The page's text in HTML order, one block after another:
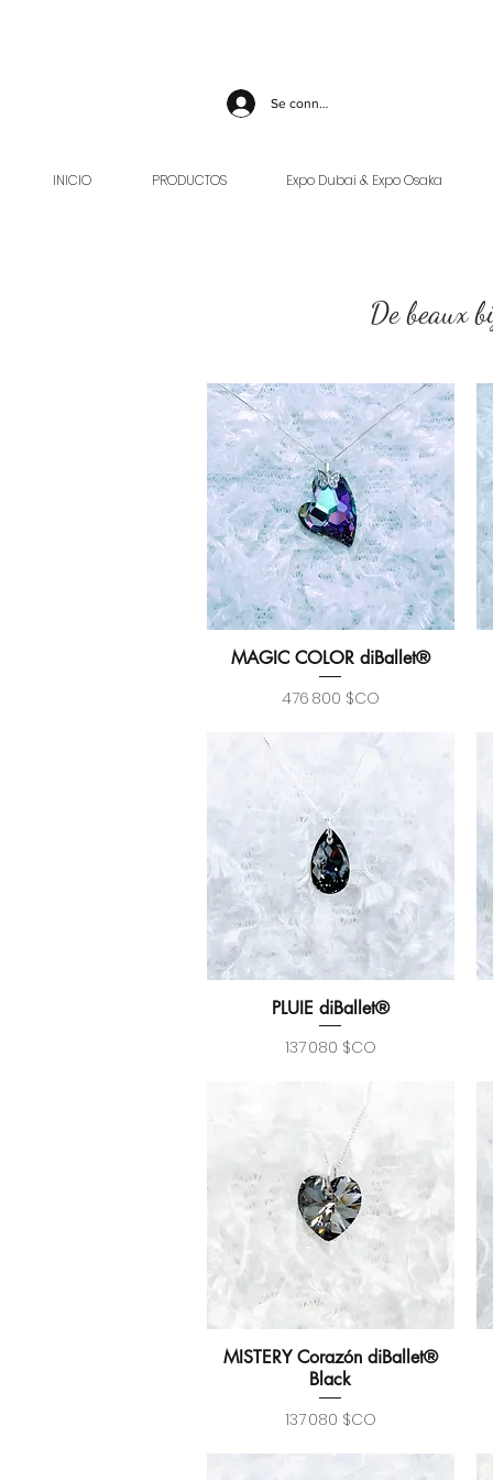
Se connecter
INICIO PRODUCTOS Expo Dubai & Expo Osaka
De beaux
Aperçu rapide
MAGIC COLOR diBallet®
Prix
476 800 $CO
Aperçu rapide
PLUIE diBallet®
Prix
137 080 $CO
Aperçu rapide
MISTERY Corazón diBallet®
Black
Prix
137 080 $CO